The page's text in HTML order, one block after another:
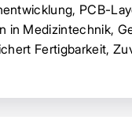
PCB-
Medizintechnik,
Fertigbarkeit,